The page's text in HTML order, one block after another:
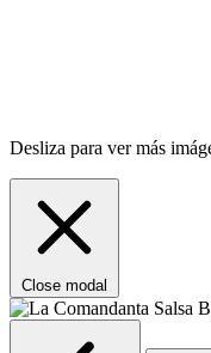
Desliza para ver más
Close modal